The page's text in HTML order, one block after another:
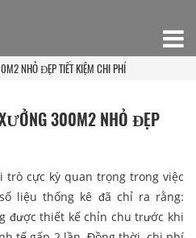
NHỎ ĐẸP TIẾT KIỆM CHI PHÍ
300M2 NHỎ ĐẸP
trò cực kỳ quan trọng trong việc
liệu thống kê đã chỉ ra rằng:
được thiết kế chỉn chu trước khi